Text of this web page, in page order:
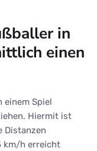
in
einen
einem Spiel
Hiermit ist
Distanzen
km/h erreicht